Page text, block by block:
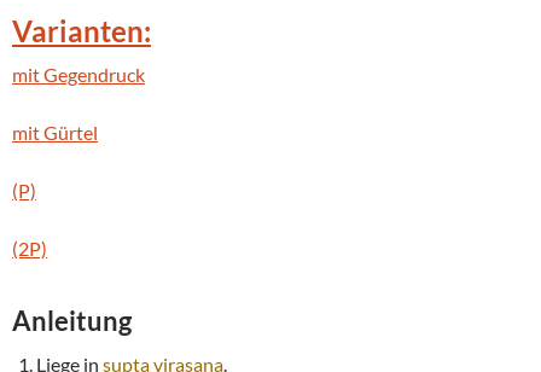
Varianten:
mit Gegendruck
mit Gürtel
(P)
(2P)
Anleitung
Liege in suptavirasana.